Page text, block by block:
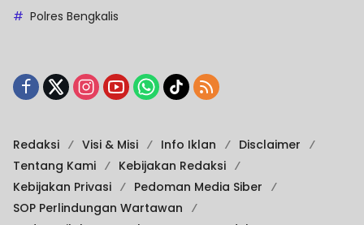
Polres Bengkalis
Redaksi Visi & Misi Info Iklan
Disclaimer
Tentang Kami
Kebijakan Redaksi
Kebijakan Privasi
Pedoman Media Siber
SOP Perlindungan Wartawan